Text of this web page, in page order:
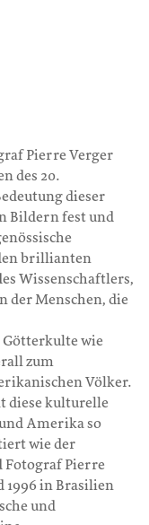
Pierre Verger
des 20.
dieser
Bildern fest und
brillianten
Wissenschaftlers,
der Menschen, die
wie
zum
Völker.
diese kulturelle
Amerika so
wie der
Fotograf Pierre
1996 in Brasilien
und